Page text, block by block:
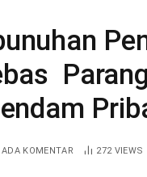
KOMENTAR 272 VIEWS